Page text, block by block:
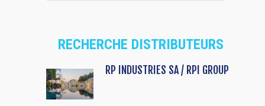
RECHERCHE DISTRIBUTEURS
RP INDUSTRIES SA / RPI GROUP